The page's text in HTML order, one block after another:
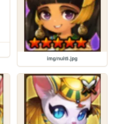
img/nuit5.jpg